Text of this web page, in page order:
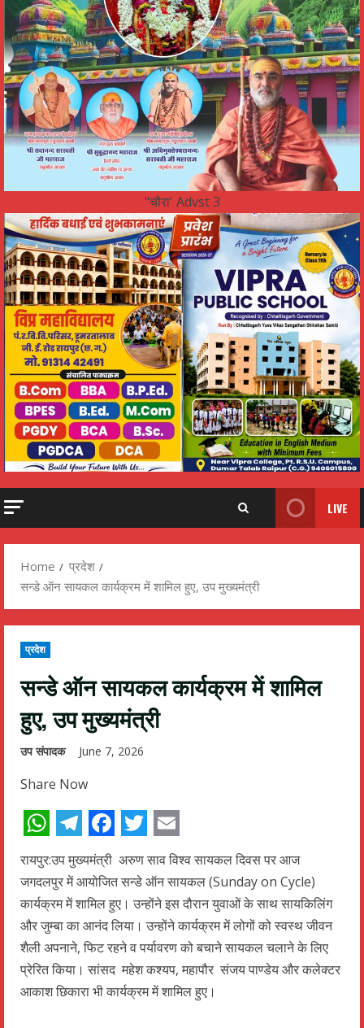
"चौरा' Advst 3
LIVE
Home
प्रदेश
सन्डे ऑन सायकल कार्यक्रम में शामिल हुए, उप मुख्यमंत्री
प्रदेश
सन्डे ऑन सायकल कार्यक्रम में शामिल
हुए, उप मुख्यमंत्री
उप संपादक June 7, 2026
Share Now
WhatsApp
Telegram
Facebook
Twitter
Email
रायपुर:उप मुख्यमंत्री अरुण साव विश्व सायकल दिवस पर आज
जगदलपुर में आयोजित सन्डे ऑन सायकल (Sunday on Cycle)
कार्यक्रम में शामिल हुए। उन्होंने इस दौरान युवाओं के साथ सायकिलिंग
और जुम्बा का आनंद लिया। उन्होंने कार्यक्रम में लोगों को स्वस्थ जीवन
शैली अपनाने, फिट रहने व पर्यावरण को बचाने सायकल चलाने के लिए
प्रेरित किया। सांसद महेश कश्यप, महापौर संजय पाण्डेय और कलेक्टर
आकाश छिकारा भी कार्यक्रम में शामिल हुए।